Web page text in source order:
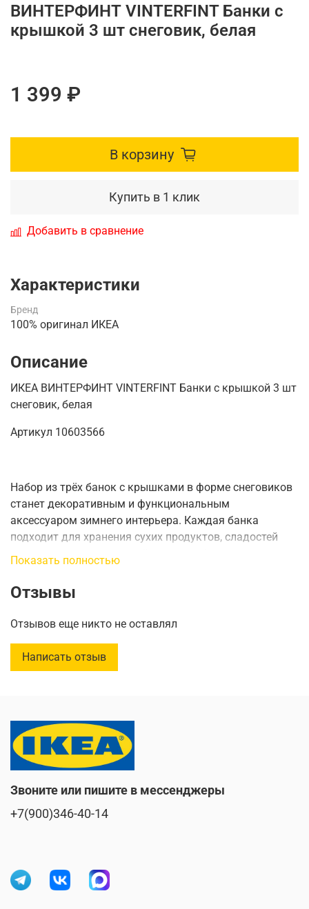
ВИНТЕРФИНТ VINTERFINT Банки с
крышкой 3 шт снеговик, белая
1 399 ₽
В корзину
Купить в 1 клик
Добавить в сравнение
Характеристики
Бренд
100% оригинал ИКЕА
Описание
ИКЕА ВИНТЕРФИНТ VINTERFINT Банки с крышкой 3 шт
снеговик, белая
Артикул 10603566
Набор из трёх банок с крышками в форме снеговиков
станет декоративным и функциональным
аксессуаром зимнего интерьера. Каждая банка
подходит для хранения сухих продуктов, сладостей
или праздничных мелочей, а яркое оформление
в гостиной.
Комплект помогает поддерживать порядок и
эстетично организует пространство: банки можно
ставить рядом или использовать по отдельности,
В комплекте: 3 банки с крышками, которые при
установке одна на другую образуют снеговика.
см, ширина 11 см; высота 8 см, ширина 8,5 см.
Показать полностью
Отзывы
Отзывов еще никто не оставлял
Написать отзыв
Звоните или пишите в мессенджеры
+7(900)346-40-14